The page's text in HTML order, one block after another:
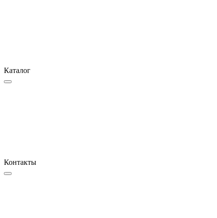
Каталог
Контакты